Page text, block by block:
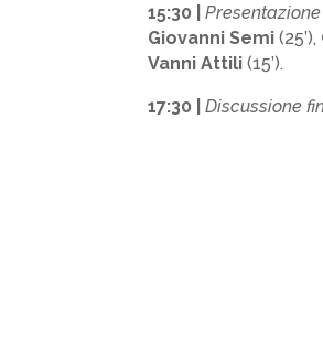
15:30 |
Giovanni Semi (25’),
Vanni Attili (15’).
17:30 |Discussione